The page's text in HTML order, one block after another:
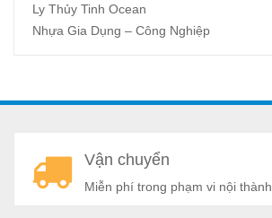
Ly Thủy Tinh Ocean
Nhựa Gia Dụng – Công Nghiệp
Vận chuyển
Miễn phí trong phạm vi nội thành.